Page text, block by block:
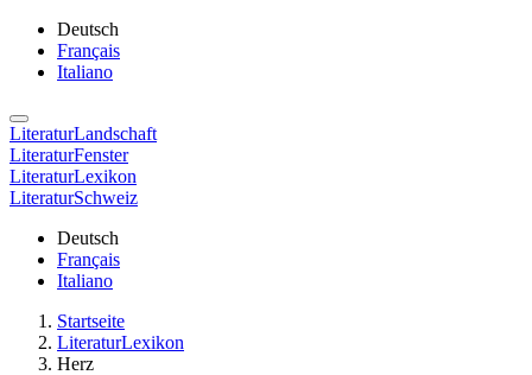
Deutsch
Français
Italiano
LiteraturLandschaft
LiteraturFenster
LiteraturLexikon
LiteraturSchweiz
Deutsch
Français
Italiano
Startseite
LiteraturLexikon
Herz